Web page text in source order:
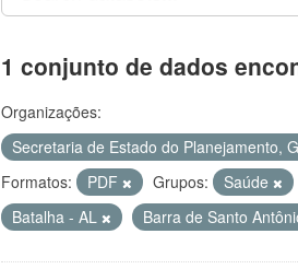
1 conjunto de dados
Organizações:
Secretaria de Estado do Planejamento,
Formatos:
PDF Grupos: Saúde
Batalha - AL
Barra de Santo